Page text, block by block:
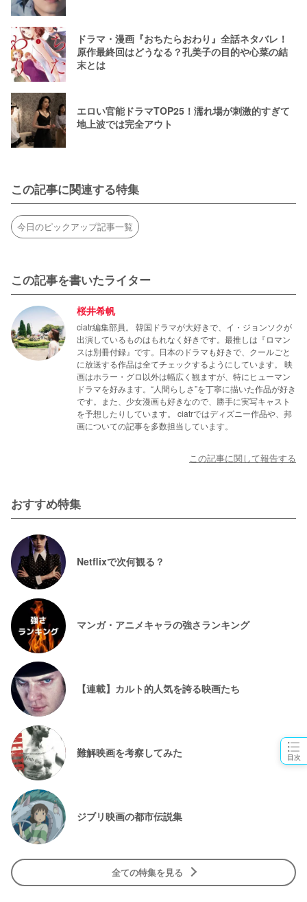
目次
ドラマ・漫画『おちたらおわり』全話ネタバレ！
原作最終回はどうなる？孔美子の目的や心菜の結
末とは
エロい官能ドラマTOP25！濡れ場が刺激的すぎて
地上波では完全アウト
この記事に関連する特集
今日のピックアップ記事一覧
この記事を書いたライター
桜井希帆
ciatr編集部員。 韓国ドラマが大好きで、イ・ジョンソクが
出演しているものはもれなく好きです。最推しは『ロマン
スは別冊付録』です。日本のドラマも好きで、クールごと
に放送する作品は全てチェックするようにしています。 映
画はホラー・グロ以外は幅広く観ますが、特にヒューマン
ドラマを好みます。“人間らしさ”を丁寧に描いた作品が好き
です。また、少女漫画も好きなので、勝手に実写キャスト
を予想したりしています。 ciatrではディズニー作品や、邦
画についての記事を多数担当しています。
この記事に関して報告する
おすすめ特集
Netflixで次何観る？
マンガ・アニメキャラの強さランキング
【連載】カルト的人気を誇る映画たち
難解映画を考察してみた
ジブリ映画の都市伝説集
全ての特集を見る